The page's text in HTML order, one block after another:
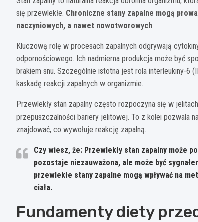
się przewlekłe. Chroniczne stany zapalne mogą
naczyniowych, a nawet nowotworowych.
Kluczową rolę w procesach zapalnych odgrywają
odpornościowego. Ich nadmierna produkcja może być
brakiem snu. Szczególnie istotna jest rola interleukiny-
kaskadę reakcji zapalnych w organizmie.
Przewlekły stan zapalny często rozpoczyna się w
przepuszczalności bariery jelitowej. To z kolei pozwala
znajdować, co wywołuje reakcję zapalną.
Czy wiesz, że: Przewlekły stan zapalny może
pozostaje niezauważona, ale może być
przewlekłe stany zapalne mogą wpływać na
ciała.
Fundamenty diety